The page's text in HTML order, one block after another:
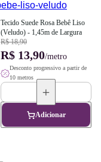
Tecido Suede Rosa Bebê Liso
(Veludo) - 1,45m de Largura
R$ 18,90
R$ 13,90/metro
Desconto progressivo a partir de
10 metros
Adicionar